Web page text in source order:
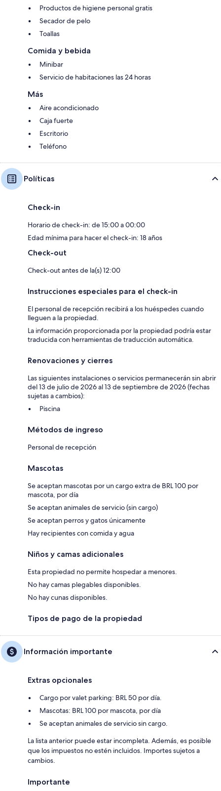
Productos de higiene personal gratis
Secador de pelo
Toallas
Comida y bebida
Minibar
Servicio de habitaciones las 24 horas
Más
Aire acondicionado
Caja fuerte
Escritorio
Teléfono
Políticas
Check-in
Horario de check-in: de 15:00 a 00:00
Edad mínima para hacer el check-in: 18 años
Check-out
Check-out antes de la(s) 12:00
Instrucciones especiales para el check-in
El personal de recepción recibirá a los huéspedes cuando
lleguen a la propiedad.
La información proporcionada por la propiedad podría estar
traducida con herramientas de traducción automática.
Renovaciones y cierres
Las siguientes instalaciones o servicios permanecerán sin abrir
del 13 de julio de 2026 al 13 de septiembre de 2026 (fechas
sujetas a cambios):
Piscina
Métodos de ingreso
Personal de recepción
Mascotas
Se aceptan mascotas por un cargo extra de BRL 100 por
mascota, por día
Se aceptan animales de servicio (sin cargo)
Se aceptan perros y gatos únicamente
Hay recipientes con comida y agua
Niños y camas adicionales
Esta propiedad no permite hospedar a menores.
No hay camas plegables disponibles.
No hay cunas disponibles.
Tipos de pago de la propiedad
Información importante
Extras opcionales
Cargo por valet parking: BRL 50 por día.
Mascotas: BRL 100 por mascota, por día
Se aceptan animales de servicio sin cargo.
La lista anterior puede estar incompleta. Además, es posible
que los impuestos no estén incluidos. Importes sujetos a
cambios.
Importante